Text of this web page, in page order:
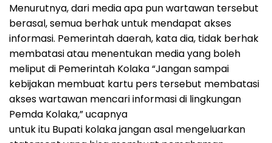
Menurutnya, dari media apa pun wartawan tersebut
berasal, semua berhak untuk mendapat akses
informasi. Pemerintah daerah, kata dia, tidak berhak
membatasi atau menentukan media yang boleh
meliput di Pemerintah Kolaka “Jangan sampai
kebijakan membuat kartu pers tersebut membatasi
akses wartawan mencari informasi di lingkungan
Pemda Kolaka,” ucapnya
untuk itu Bupati kolaka jangan asal mengeluarkan